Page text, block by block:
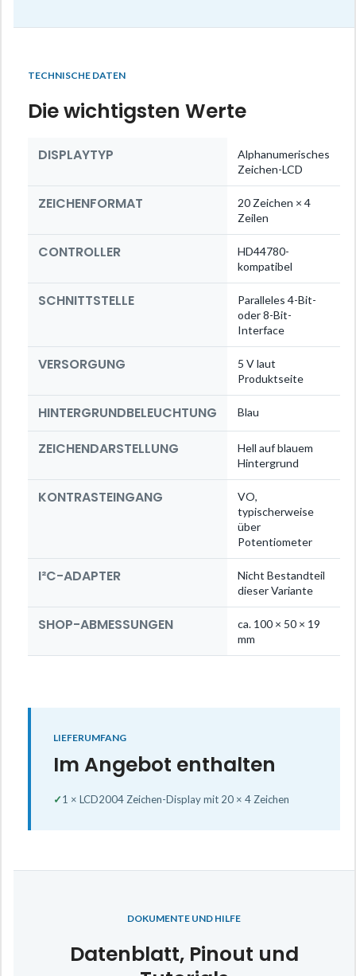
TECHNISCHE DATEN
Die wichtigsten Werte
DISPLAYTYP
Alphanumerisches
Zeichen-LCD
ZEICHENFORMAT
20 Zeichen × 4
Zeilen
CONTROLLER
HD44780-
kompatibel
SCHNITTSTELLE
Paralleles 4-Bit-
oder 8-Bit-
Interface
VERSORGUNG
5 V laut
Produktseite
HINTERGRUNDBELEUCHTUNG Blau
ZEICHENDARSTELLUNG
Hell auf blauem
Hintergrund
KONTRASTEINGANG
VO,
typischerweise
über
Potentiometer
I²C-ADAPTER
Nicht Bestandteil
dieser Variante
SHOP-ABMESSUNGEN
ca. 100 × 50 × 19
mm
LIEFERUMFANG
Im Angebot enthalten
✓1 × LCD2004 Zeichen-Display mit 20 × 4 Zeichen
DOKUMENTE UND HILFE
Datenblatt, Pinout und